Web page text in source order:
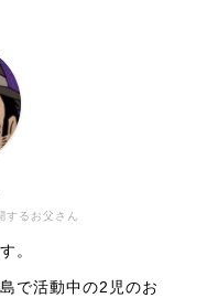
するお父さん
。
で活動中の2児のお